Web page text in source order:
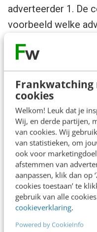
cookies
Welkom! Leuk dat je
Wij, en derde partijen,
van cookies. Wij
van statistieken, om
ook voor
afstemmen van
aanpassen, klik dan op
cookies toestaan’ te
gebruik van alle
cookieverklaring.
Powered by CookieInfo
adverteerder 1. De
voorbeeld welke
met de beste
doorgestuurde
conversie oplevert,
de hogere affiliate-
adverteerder 1.
Als de
concurrent, dan
beneden worden
koste gaat van de
naar wat een klik
het volume aan